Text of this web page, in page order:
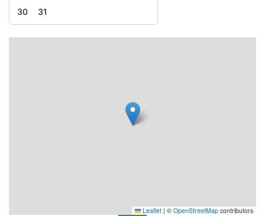
30
31
Leaflet | © OpenStreetMap contributors